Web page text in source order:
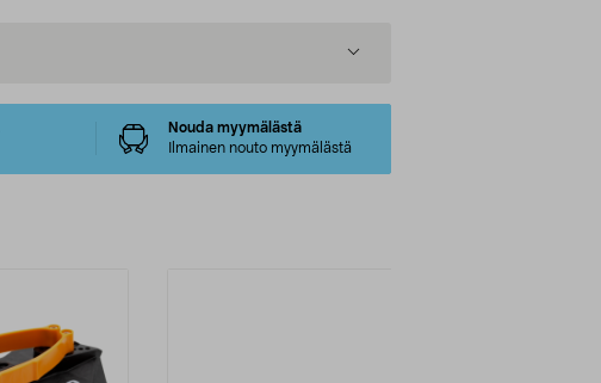
Nouda myymälästä
Ilmainen nouto myymälästä